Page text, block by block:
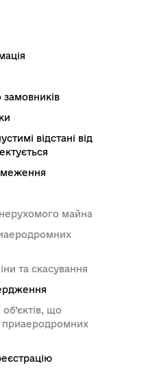
відстані від
майна
та скасування
що
приаеродромних